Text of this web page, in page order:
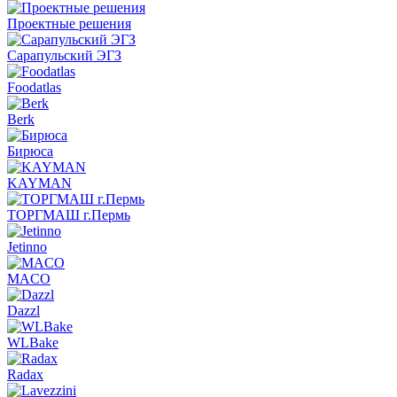
Проектные решения
Сарапульский ЭГЗ
Foodatlas
Berk
Бирюса
KAYMAN
ТОРГМАШ г.Пермь
Jetinno
MACO
Dazzl
WLBake
Radax